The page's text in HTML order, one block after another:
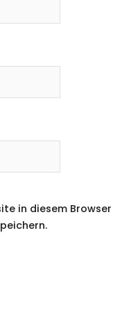
in diesem Browser